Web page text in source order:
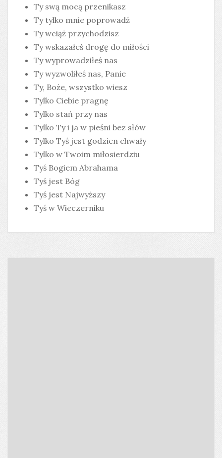
Ty swą mocą przenikasz
Ty tylko mnie poprowadź
Ty wciąż przychodzisz
Ty wskazałeś drogę do miłości
Ty wyprowadziłeś nas
Ty wyzwoliłeś nas, Panie
Ty, Boże, wszystko wiesz
Tylko Ciebie pragnę
Tylko stań przy nas
Tylko Ty i ja w pieśni bez słów
Tylko Tyś jest godzien chwały
Tylko w Twoim miłosierdziu
Tyś Bogiem Abrahama
Tyś jest Bóg
Tyś jest Najwyższy
Tyś w Wieczerniku